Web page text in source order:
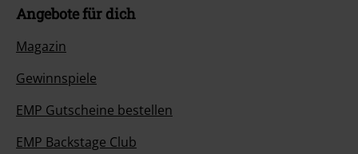
Angebote für dich
Magazin
Gewinnspiele
EMP Gutscheine bestellen
EMP Backstage Club